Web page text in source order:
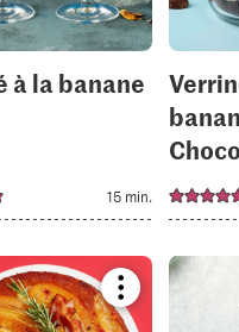
à la banane
15 min.
Bookmark
recipe